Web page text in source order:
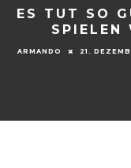
ES TUT SO
SPIELEN
ARMANDO 21.